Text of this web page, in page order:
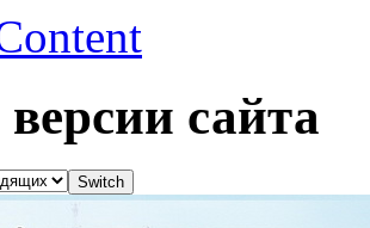
сайта